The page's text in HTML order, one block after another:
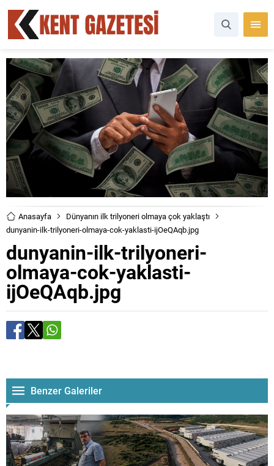
Anasayfa
Dünyanın ilk trilyoneri olmaya çok yaklaştı
dunyanin-ilk-trilyoneri-olmaya-cok-yaklasti-ijOeQAqb.jpg
dunyanin-ilk-trilyoneri-
olmaya-cok-yaklasti-
ijOeQAqb.jpg
Benzer Galeriler